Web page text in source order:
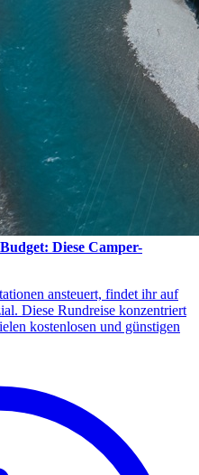
Diese Camper-
ansteuert, findet ihr auf
Diese Rundreise konzentriert
kostenlosen und günstigen